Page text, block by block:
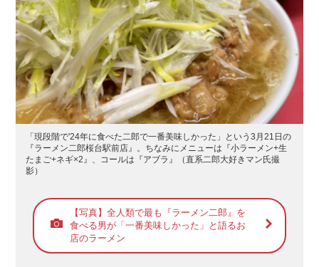
「現段階で'24年に食べた二郎で一番美味しかった」という3月21日の
『ラーメン二郎桜台駅前店』。ちなみにメニューは『小ラーメン+生
たまご+ネギ×2』、コールは『アブラ』（直系二郎大好きマン氏撮
影）
【写真】全人類で最も『ラーメン二郎』を
食べる男が「一番美味しかった」と語るお
店のラーメン